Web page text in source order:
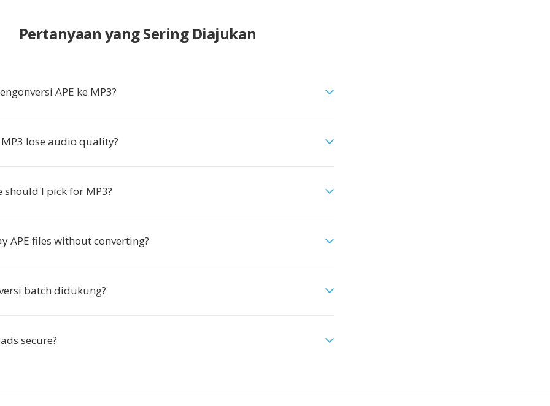
Pertanyaan yang Sering Diajukan
APE ke MP3?
MP3 lose audio quality?
I pick for MP3?
APE files without converting?
batch didukung?
secure?